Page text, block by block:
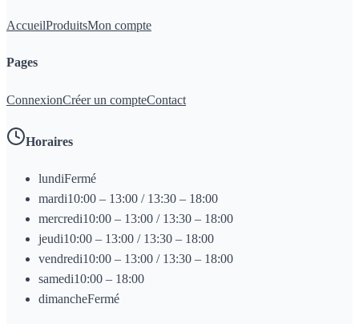
AccueilProduitsMon compte
Pages
ConnexionCréer un compteContact
Horaires
lundiFermé
mardi10:00 – 13:00 / 13:30 – 18:00
mercredi10:00 – 13:00 / 13:30 – 18:00
jeudi10:00 – 13:00 / 13:30 – 18:00
vendredi10:00 – 13:00 / 13:30 – 18:00
samedi10:00 – 18:00
dimancheFermé